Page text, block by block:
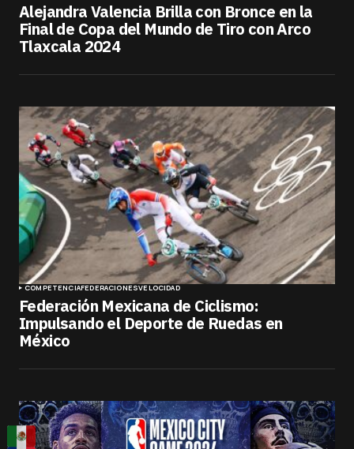
Alejandra Valencia Brilla con Bronce en la
Final de Copa del Mundo de Tiro con Arco
Tlaxcala 2024
COMPETENCIAFEDERACIONESVELOCIDAD
Federación Mexicana de Ciclismo:
Impulsando el Deporte de Ruedas en
México